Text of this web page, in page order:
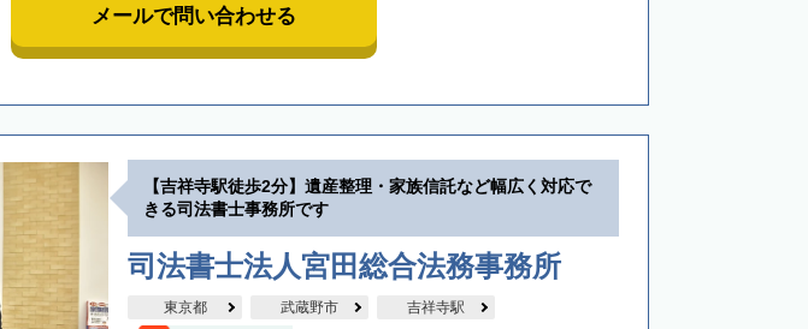
メールで問い合わせる
【吉祥寺駅徒歩2分】遺産整理・家族信託など幅広く対応で
きる司法書士事務所です
司法書士法人宮田総合法務事務所
東京都 武蔵野市 吉祥寺駅